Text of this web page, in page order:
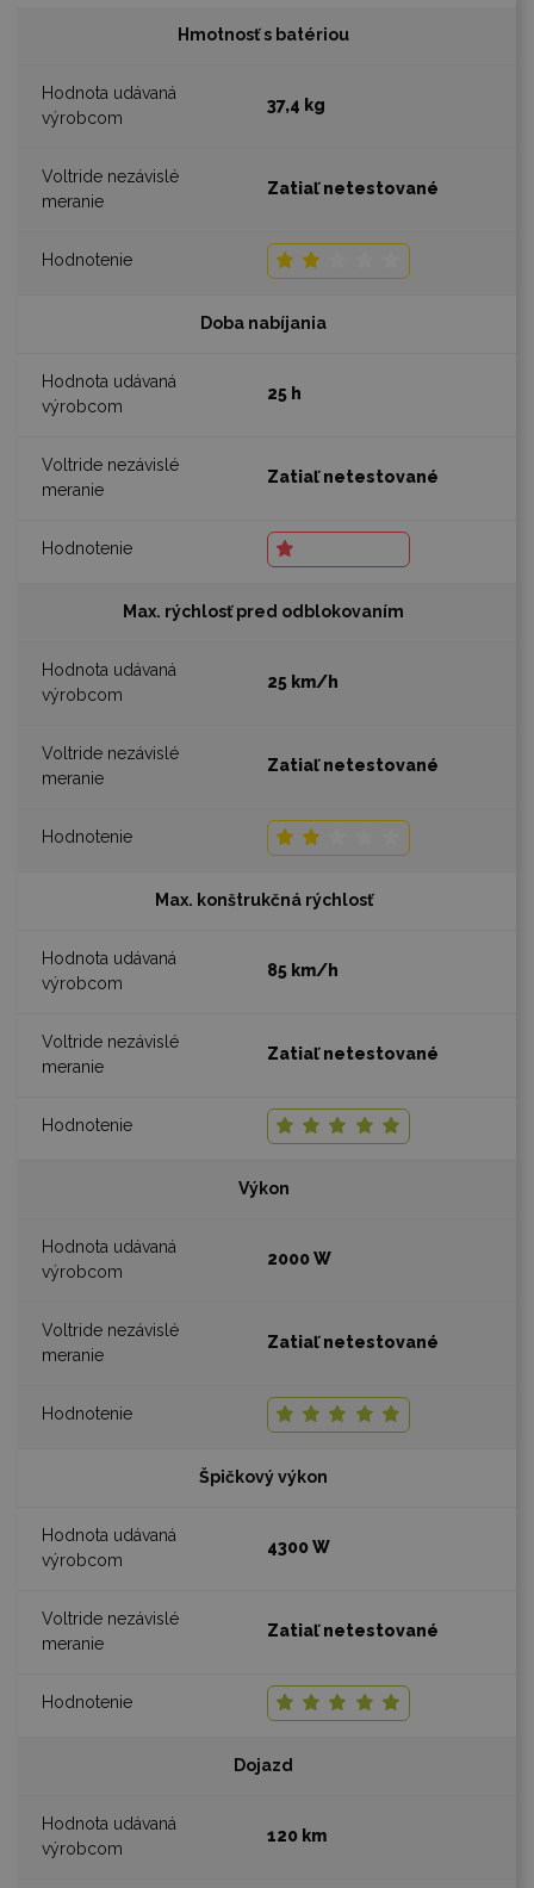
Hmotnosť s batériou
37,4 kg
Zatiaľ netestované
Doba nabíjania
25 h
Zatiaľ netestované
Max. rýchlosť pred odblokovaním
25 km/h
Zatiaľ netestované
Max. konštrukčná rýchlosť
85 km/h
Zatiaľ netestované
Výkon
2000 W
Zatiaľ netestované
Špičkový výkon
4300 W
Zatiaľ netestované
Dojazd
120 km